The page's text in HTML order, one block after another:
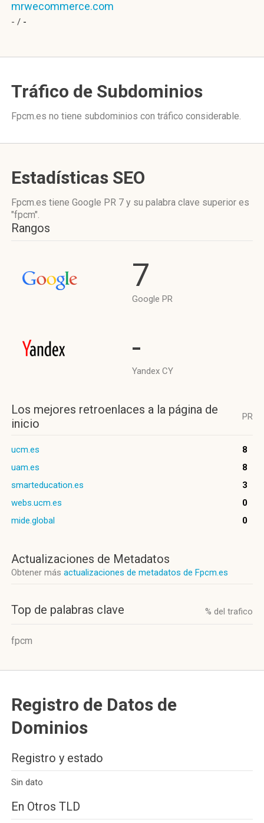
mrwecommerce.com
- / -
Tráfico de Subdominios
Fpcm.es no tiene subdominios con tráfico considerable.
Estadísticas SEO
Fpcm.es tiene Google PR 7 y su palabra clave superior es
"fpcm".
Rangos
7
Google PR
-
Yandex CY
Los mejores retroenlaces a la página de
inicio
PR
ucm.es
8
uam.es
8
smarteducation.es
3
webs.ucm.es
0
mide.global
0
Actualizaciones de Metadatos
Obtener más actualizaciones de metadatos de Fpcm.es
Top de palabras clave % del trafico
fpcm
Registro de Datos de
Dominios
Registro y estado
Sin dato
En Otros TLD